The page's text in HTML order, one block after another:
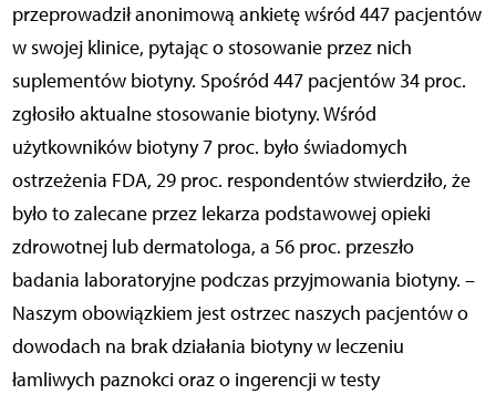
przeprowadził anonimową ankietę wśród 447 pacjentów
w swojej klinice, pytając o stosowanie przez nich
suplementów biotyny. Spośród 447 pacjentów 34 proc.
zgłosiło aktualne stosowanie biotyny. Wśród
użytkowników biotyny 7 proc. było świadomych
ostrzeżenia FDA, 29 proc. respondentów stwierdziło, że
było to zalecane przez lekarza podstawowej opieki
zdrowotnej lub dermatologa, a 56 proc. przeszło
badania laboratoryjne podczas przyjmowania biotyny. –
Naszym obowiązkiem jest ostrzec naszych pacjentów o
dowodach na brak działania biotyny w leczeniu
łamliwych paznokci oraz o ingerencji w testy